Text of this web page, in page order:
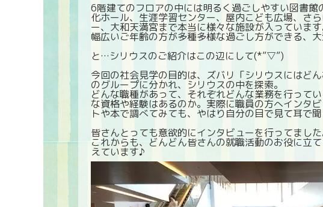
6階建てのフロアの中には明るく過ごしやすい図書
化ホール、生涯学習センター、屋内こども広場、さ
ー、大和天満宮まで本当に様々な施設が入っています
幅広いご年齢の方が多種多様な過ごし方ができる、
と…シリウスのご紹介はこの辺にして(*”▽”)
今回の社会見学の目的は、ズバリ「シリウスにはど
のグループに分かれ、シリウスの中を探索。
どんな職種があって、それぞれどんな業務を行って
な資格や経験はあるのか。実際に職員の方へインタ
トや本で調べてみても、やはり自分の目で見て耳で
皆さんとっても意欲的にインタビューを行ってました
これからも、どんどん皆さんの就職活動のお役に立
えています♪